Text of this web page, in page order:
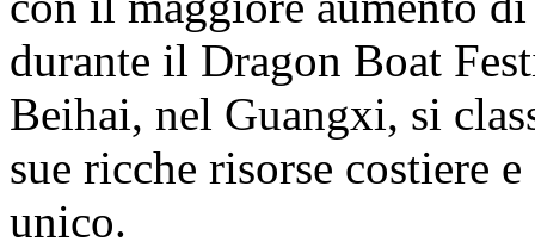
durante il Dragon Boat
Beihai, nel Guangxi, si
sue ricche risorse costiere
unico.